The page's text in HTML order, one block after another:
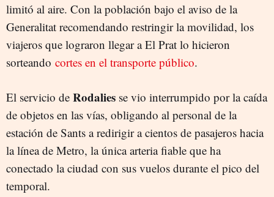
limitó al aire. Con la población bajo el aviso de la
Generalitat recomendando restringir la movilidad, los
viajeros que lograron llegar a El Prat lo hicieron
sorteando cortes en el transporte público.
El servicio de Rodalies se vio interrumpido por la caída
de objetos en las vías, obligando al personal de la
estación de Sants a redirigir a cientos de pasajeros hacia
la línea de Metro, la única arteria fiable que ha
conectado la ciudad con sus vuelos durante el pico del
temporal.